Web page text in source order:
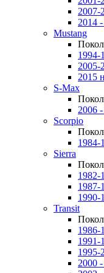
2007-
2014
Mustang
1994-
2005-
2015
S-Max
2006
Scorpio
1984-
Sierra
1982-
1987-
1990-
Transit
1986-
1991-
1995-
2000